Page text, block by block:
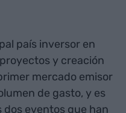
país inversor en
y creación
mercado emisor
de gasto, y es
dos eventos que han